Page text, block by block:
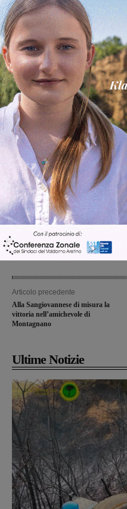
Più lette
Figline Incisa Valdarno 1
Piscina di Figline
Pnrr, il gruppo di
ringraziamento al
Cronaca 4 Agosto 2026
Un anno fa la strage
Gianni, Giulia e
processo, lo stop ai
Cronaca 3 Agosto 2026
Scomparso da una
Fiorentino l’uomo
Levane nel 2020
Articolo precedente
Alla Sangiovannese di misura la
vittoria nell’amichevole di
Montagnano
Ultime Notizie